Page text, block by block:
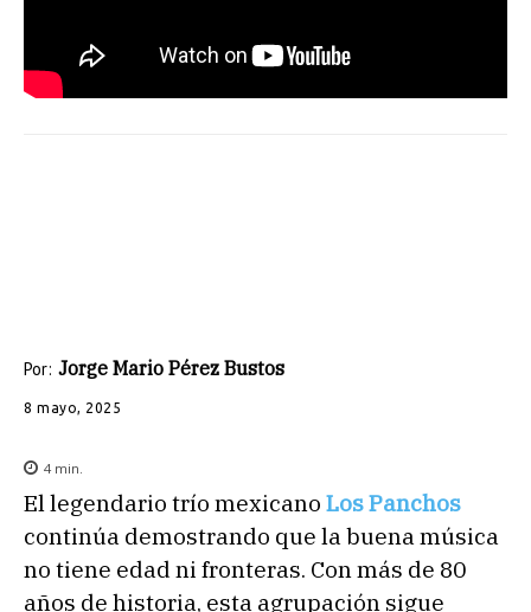
Por: Jorge Mario Pérez Bustos
8 mayo, 2025
4 min.
El legendario trío mexicano Los Panchos
continúa demostrando que la buena música
no tiene edad ni fronteras. Con más de 80
años de historia, esta agrupación sigue